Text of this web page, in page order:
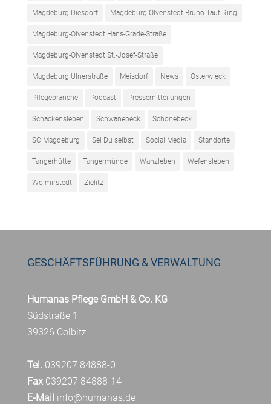
Magdeburg-Diesdorf Magdeburg-Olvenstedt Bruno-Taut-Ring
Magdeburg-Olvenstedt Hans-Grade-Straße
Magdeburg-Olvenstedt St.-Josef-Straße
Magdeburg Ulnerstraße Meisdorf News Osterwieck
Pflegebranche Podcast Pressemitteilungen
Schackensleben Schwanebeck Schönebeck
SC Magdeburg Sei Du selbst Social Media Standorte
Tangerhütte Tangermünde Wanzleben Wefensleben
Wolmirstedt Zielitz
GESCHÄFTSFÜHRUNG & VERWALTUNG
Humanas Pflege GmbH & Co. KG
Südstraße 1
39326 Colbitz
Tel. 039207 84888-0
Fax039207 84888-14
E-Mail info@humanas.de